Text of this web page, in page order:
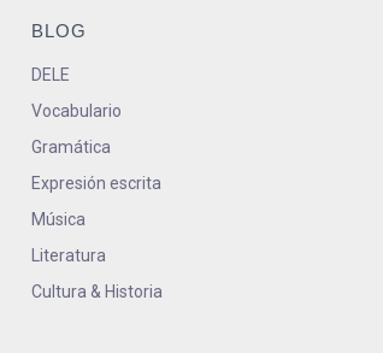
BLOG
DELE
Vocabulario
Gramática
Expresión escrita
Música
Literatura
Cultura & Historia